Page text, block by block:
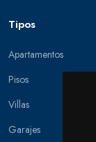
Tipos
Apartamentos
Pisos
Villas
Garajes